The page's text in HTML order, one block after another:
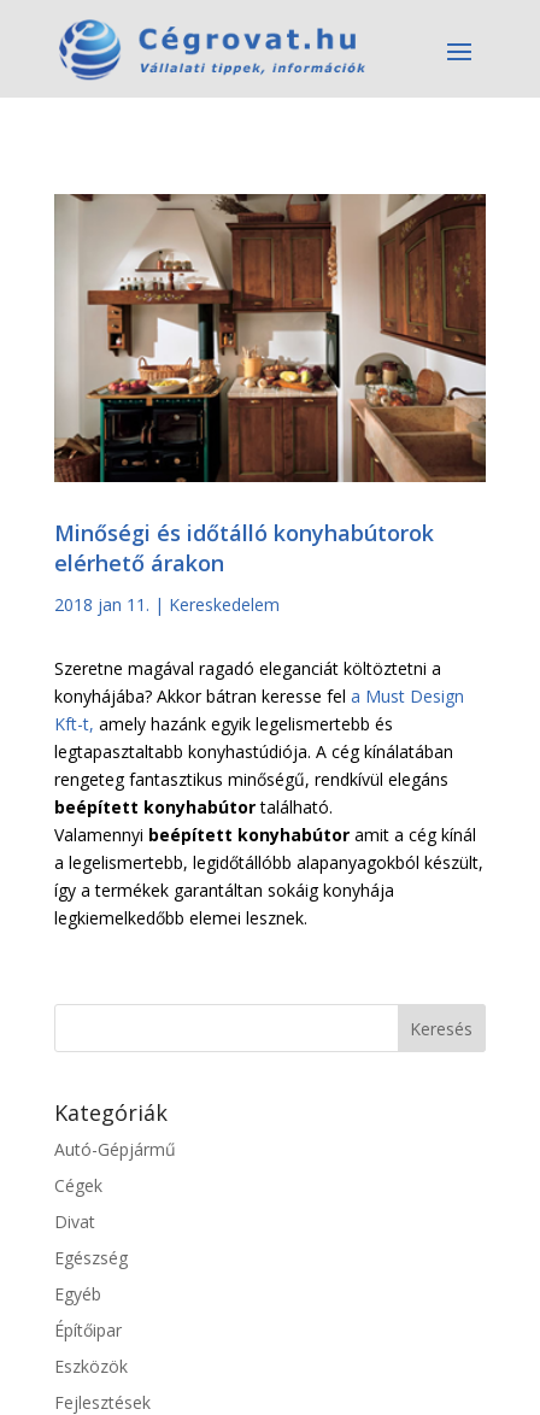
Minőségi és időtálló konyhabútorok
elérhető árakon
2018 jan 11. | Kereskedelem
Szeretne magával ragadó eleganciát költöztetni a
konyhájába? Akkor bátran keresse fel a Must Design
Kft-t, amely hazánk egyik legelismertebb és
legtapasztaltabb konyhastúdiója. A cég kínálatában
rengeteg fantasztikus minőségű, rendkívül elegáns
beépített konyhabútortalálható.
Valamennyi beépített konyhabútoramit a cég kínál
a legelismertebb, legidőtállóbb alapanyagokból készült,
így a termékek garantáltan sokáig konyhája
legkiemelkedőbb elemei lesznek.
Kategóriák
Autó-Gépjármű
Cégek
Divat
Egészség
Egyéb
Építőipar
Eszközök
Fejlesztések